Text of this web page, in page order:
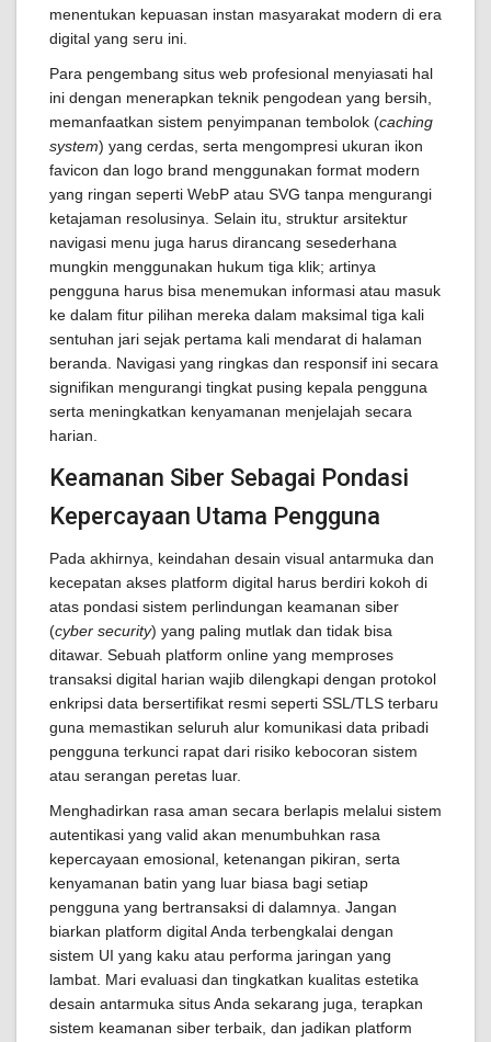
menentukan kepuasan instan masyarakat modern di era
digital yang seru ini.
Para pengembang situs web profesional menyiasati hal
ini dengan menerapkan teknik pengodean yang bersih,
memanfaatkan sistem penyimpanan tembolok (caching
system) yang cerdas, serta mengompresi ukuran ikon
favicon dan logo brand menggunakan format modern
yang ringan seperti WebP atau SVG tanpa mengurangi
ketajaman resolusinya. Selain itu, struktur arsitektur
navigasi menu juga harus dirancang sesederhana
mungkin menggunakan hukum tiga klik; artinya
pengguna harus bisa menemukan informasi atau masuk
ke dalam fitur pilihan mereka dalam maksimal tiga kali
sentuhan jari sejak pertama kali mendarat di halaman
beranda. Navigasi yang ringkas dan responsif ini secara
signifikan mengurangi tingkat pusing kepala pengguna
serta meningkatkan kenyamanan menjelajah secara
harian.
Keamanan Siber Sebagai Pondasi
Kepercayaan Utama Pengguna
Pada akhirnya, keindahan desain visual antarmuka dan
kecepatan akses platform digital harus berdiri kokoh di
atas pondasi sistem perlindungan keamanan siber
(cyber security) yang paling mutlak dan tidak bisa
ditawar. Sebuah platform online yang memproses
transaksi digital harian wajib dilengkapi dengan protokol
enkripsi data bersertifikat resmi seperti SSL/TLS terbaru
guna memastikan seluruh alur komunikasi data pribadi
pengguna terkunci rapat dari risiko kebocoran sistem
atau serangan peretas luar.
Menghadirkan rasa aman secara berlapis melalui sistem
autentikasi yang valid akan menumbuhkan rasa
kepercayaan emosional, ketenangan pikiran, serta
kenyamanan batin yang luar biasa bagi setiap
pengguna yang bertransaksi di dalamnya. Jangan
biarkan platform digital Anda terbengkalai dengan
sistem UI yang kaku atau performa jaringan yang
lambat. Mari evaluasi dan tingkatkan kualitas estetika
desain antarmuka situs Anda sekarang juga, terapkan
sistem keamanan siber terbaik, dan jadikan platform